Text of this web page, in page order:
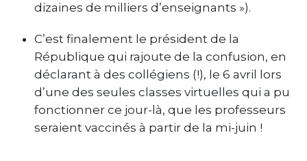
dizaines de milliers d’enseignants »).
C’est finalement le président de la
République qui rajoute de la confusion, en
déclarant à des collégiens (!), le 6 avril lors
d’une des seules classes virtuelles qui a pu
fonctionner ce jour-là, que les professeurs
seraient vaccinés à partir de la mi-juin !